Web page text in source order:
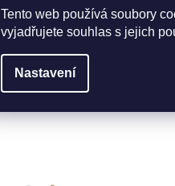
Tento web používá soubory
vyjadřujete souhlas s jejich
Nastavení